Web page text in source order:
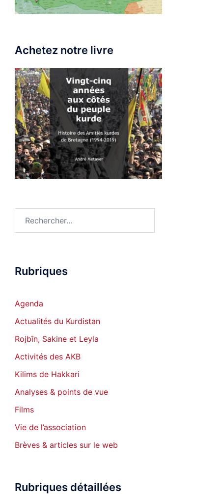
Achetez notre livre
Rubriques
Agenda
Actualités du Kurdistan
Rojbîn, Sakine et Leyla
Activités des AKB
Kilims de Hakkari
Analyses & points de vue
Films
Vie de l’association
Brèves & articles sur le web
Rubriques détaillées